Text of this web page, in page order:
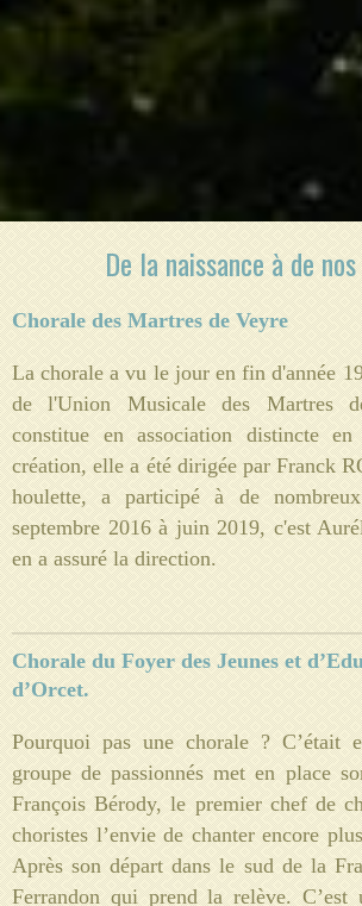
De la naissance à de
Chorale des Martres de Veyre
La chorale a vu le jour en fin d'année
de l'Union Musicale des Martres
constitue en association distincte
création, elle a été dirigée par Franck
houlette, a participé à de
septembre 2016 à juin 2019, c'est
en a assuré la direction.
Choraledu Foyer des Jeunes et
d’Orcet.
Pourquoi pas une chorale ? C’était
groupe de passionnés met en place
François Bérody, le premier chef de
choristes l’envie de chanter encore
Après son départ dans le sud de la
Ferrandon qui prend la relève.